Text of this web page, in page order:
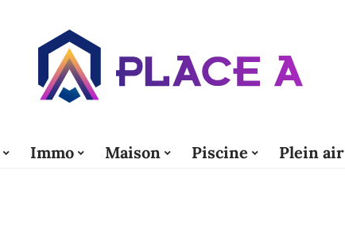
Immo Maison Piscine Plein air